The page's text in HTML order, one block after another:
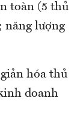
toàn (5 thủ
năng lượng
hóa thủ
doanh